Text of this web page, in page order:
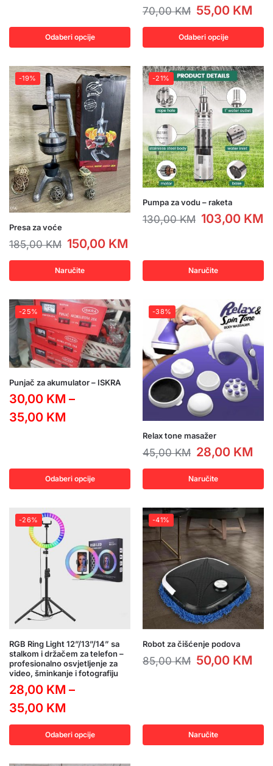
Odaberi opcije
70,00KM 55,00 KM
Odaberi opcije
-19%
Presa za voće
185,00KM 150,00 KM
Naručite
-21%
Pumpa za vodu – raketa
130,00KM 103,00 KM
Naručite
-25%
Punjač za akumulator – ISKRA
30,00 KM –
35,00 KM
Odaberi opcije
-38%
Relax tone masažer
45,00KM 28,00 KM
Naručite
-26%
RGB Ring Light 12”/13”/14” sa
stalkom i držačem za telefon –
profesionalno osvjetljenje za
video, šminkanje i fotografiju
28,00 KM –
35,00 KM
Odaberi opcije
-41%
Robot za čišćenje podova
85,00KM 50,00 KM
Naručite